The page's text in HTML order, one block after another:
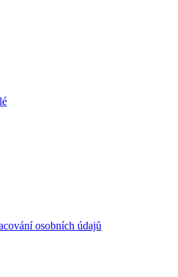
osobních údajů